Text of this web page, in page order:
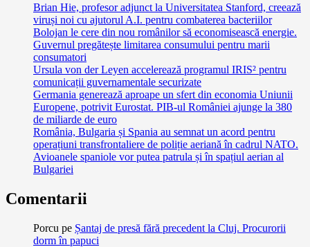
Brian Hie, profesor adjunct la Universitatea Stanford, creează
viruși noi cu ajutorul A.I. pentru combaterea bacteriilor
Bolojan le cere din nou românilor să economisească energie.
Guvernul pregătește limitarea consumului pentru marii
consumatori
Ursula von der Leyen accelerează programul IRIS² pentru
comunicații guvernamentale securizate
Germania generează aproape un sfert din economia Uniunii
Europene, potrivit Eurostat. PIB-ul României ajunge la 380
de miliarde de euro
România, Bulgaria și Spania au semnat un acord pentru
operațiuni transfrontaliere de poliție aeriană în cadrul NATO.
Avioanele spaniole vor putea patrula și în spațiul aerian al
Bulgariei
Comentarii
Porcu pe Șantaj de presă fără precedent la Cluj. Procurorii
dorm în papuci